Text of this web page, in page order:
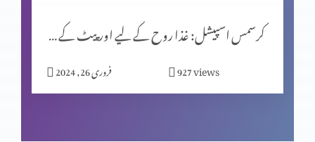
زندگی ایک پیغام ہے
کرسمس اسپیشل: غذا روح کے لیے اور پیٹ کے لیے؟
فروری 26, 2024 927views